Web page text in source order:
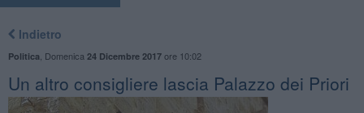
Indietro
Politica Domenica 24 Dicembre 2017ore 10:02
Un altro consigliere lascia Palazzo dei Priori